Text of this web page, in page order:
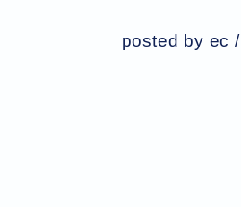
posted by ec /